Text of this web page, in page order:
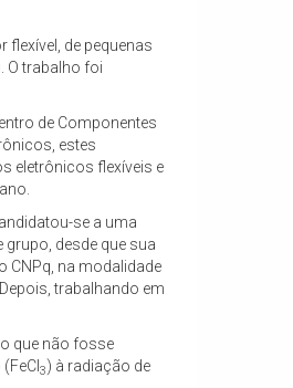
flexível, de pequenas
O trabalho foi
de Componentes
estes
eletrônicos flexíveis e
se a uma
grupo, desde que sua
CNPq, na modalidade
. Depois, trabalhando em
que não fosse
3) à radiação de